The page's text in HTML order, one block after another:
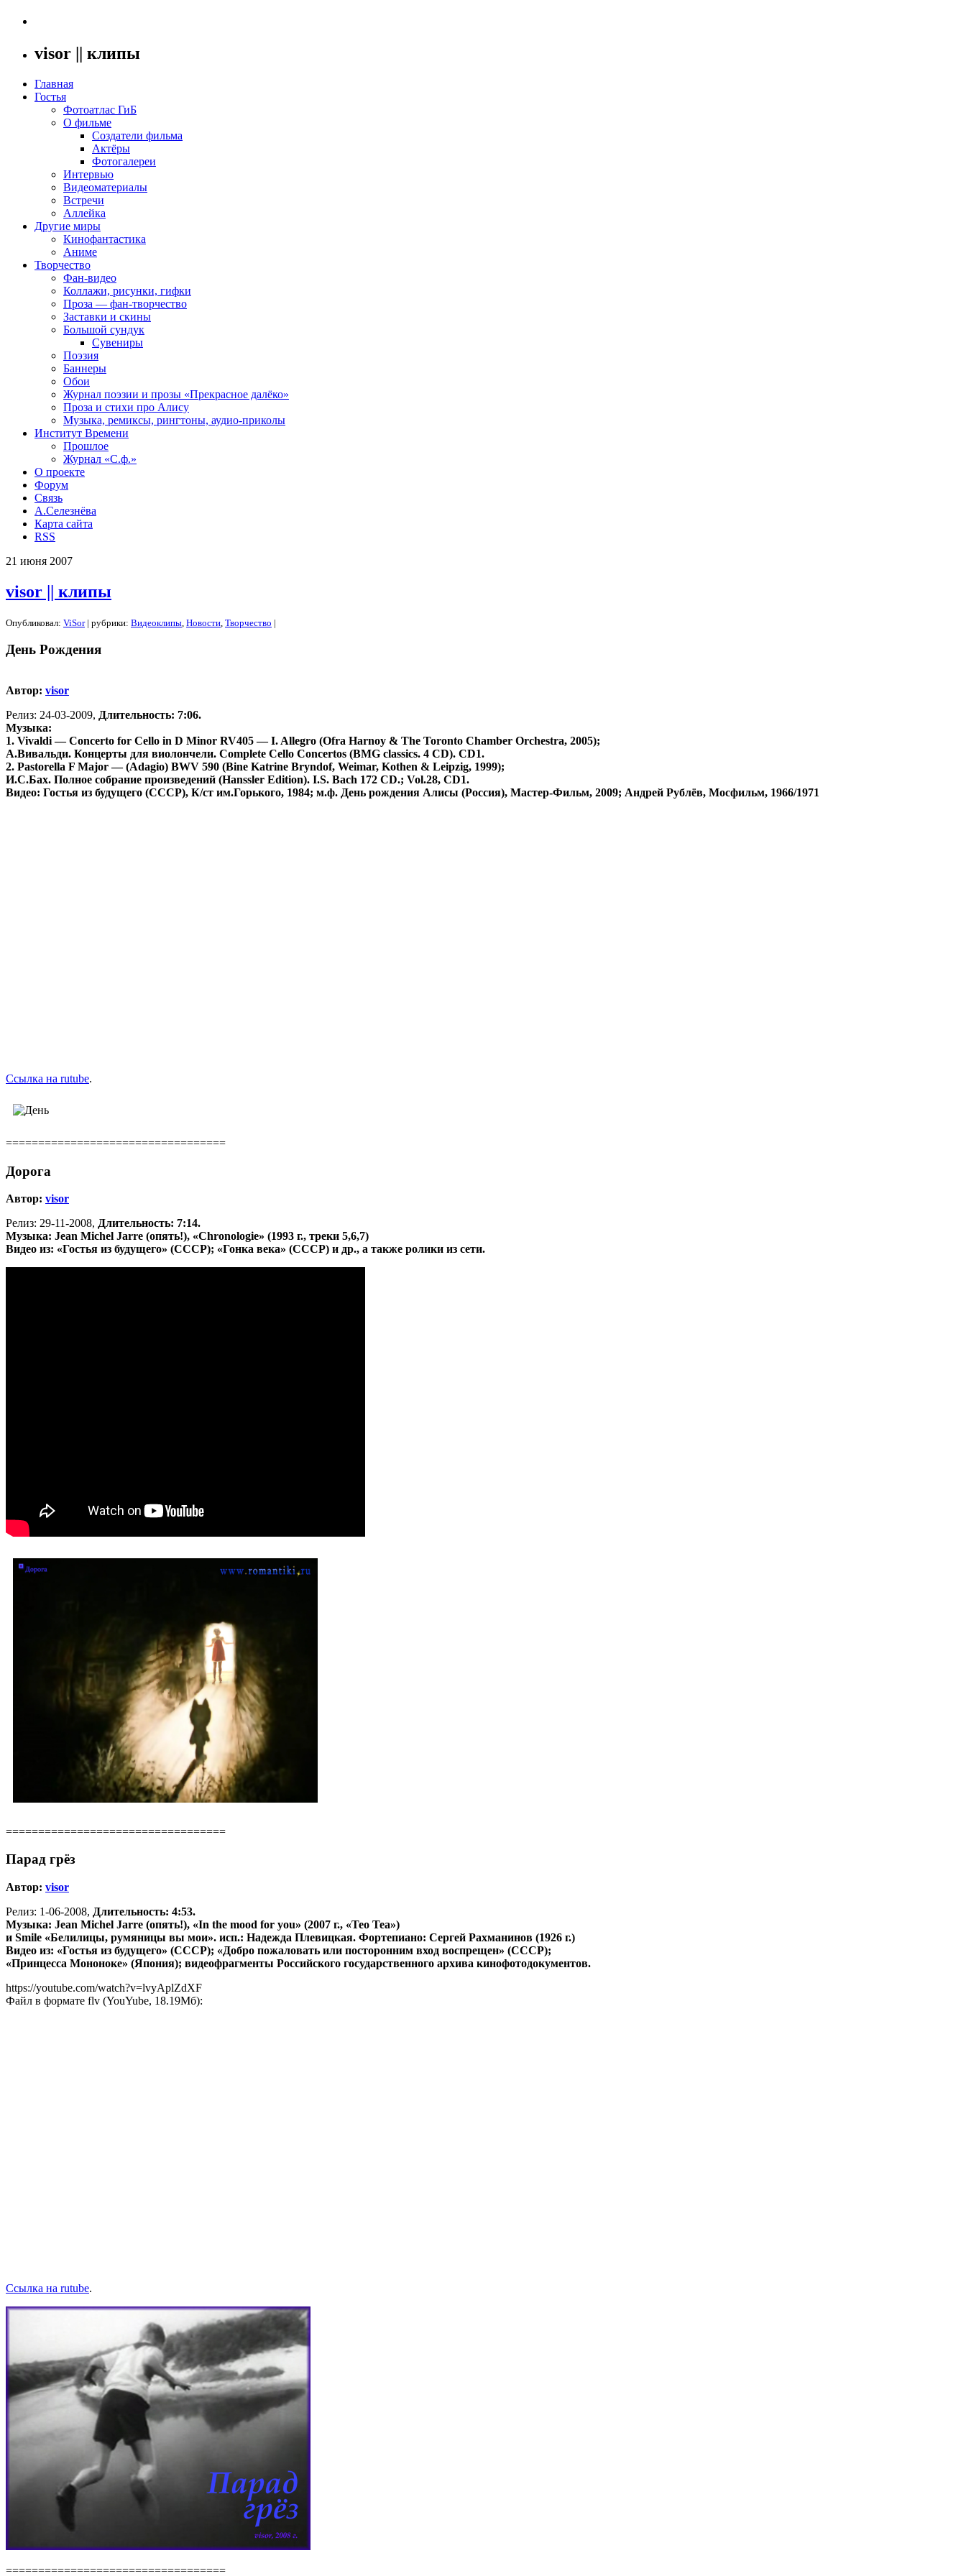
visor || клипы
Главная
Гостья
Фотоатлас ГиБ
О фильме
Создатели фильма
Актёры
Фотогалереи
Интервью
Видеоматериалы
Встречи
Аллейка
Другие миры
Кинофантастика
Аниме
Творчество
Фан-видео
Коллажи, рисунки, гифки
Проза — фан-творчество
Заставки и скины
Большой сундук
Сувениры
Поэзия
Баннеры
Обои
Журнал поэзии и прозы «Прекрасное далёко»
Проза и стихи про Алису
Музыка, ремиксы, рингтоны, аудио-приколы
Институт Времени
Прошлое
Журнал «С.ф.»
О проекте
Форум
Связь
А.Селезнёва
Карта сайта
RSS
21 июня 2007
visor || клипы
Опубликовал: ViSor| рубрики: Видеоклипы Новости Творчество |
День Рождения
Автор: visor
Релиз: 24-03-2009, Длительность: 7:06.
Музыка:
1. Vivaldi — Concerto for Cello in D Minor RV405 — I. Allegro (Ofra Harnoy & The Toronto Chamber Orchestra, 2005);
А.Вивальди. Концерты для виолончели. Complete Cello Concertos (BMG classics. 4 CD). CD1.
2. Pastorella F Major — (Adagio) BWV 590 (Bine Katrine Bryndof, Weimar, Kothen & Leipzig, 1999);
И.С.Бах. Полное собрание произведений (Hanssler Edition). I.S. Bach 172 CD.; Vol.28, CD1.
Видео: Гостья из будущего (СССР), К/ст им.Горького, 1984; м.ф. День рождения Алисы (Россия), Мастер-Фильм, 2009; Андрей Рублёв, Мосфильм, 1966/1971
Ссылка на rutube.
==================================
Дорога
Автор: visor
Релиз: 29-11-2008, Длительность: 7:14.
Музыка: Jean Michel Jarre (опять!), «Chronologie» (1993 г., треки 5,6,7)
Видео из: «Гостья из будущего» (СССР); «Гонка века» (СССР) и др., а также ролики из сети.
==================================
Парад грёз
Автор: visor
Релиз: 1-06-2008, Длительность: 4:53.
Музыка: Jean Michel Jarre (опять!), «In the mood for you» (2007 г., «Teo Tea»)
и Smile «Белилицы, румяницы вы мои». исп.: Надежда Плевицкая. Фортепиано: Сергей Рахманинов (1926 г.)
Видео из: «Гостья из будущего» (СССР); «Добро пожаловать или посторонним вход воспрещен» (СССР);
«Принцесса Мононоке» (Япония); видеофрагменты Российского государственного архива кинофотодокументов.
https://youtube.com/watch?v=lvyAplZdXF
Файл в формате flv (YouYube, 18.19Мб):
Ссылка на rutube.
==================================